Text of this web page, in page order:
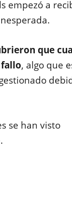
empezó a
que
, algo que
se han visto